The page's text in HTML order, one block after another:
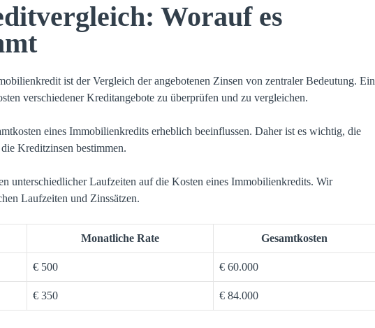
Worauf es
ist der Vergleich der angebotenen Zinsen von zentraler Bedeutung. Ein
verschiedener Kreditangebote zu überprüfen und zu vergleichen.
eines Immobilienkredits erheblich beeinflussen. Daher ist es wichtig, die
Kreditzinsen bestimmen.
unterschiedlicher Laufzeiten auf die Kosten eines Immobilienkredits. Wir
Laufzeiten und Zinssätzen.
Monatliche Rate Gesamtkosten
€ 500 € 60.000
€ 350 € 84.000